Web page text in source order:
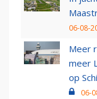
06-08-
Meer
meer
op
06-